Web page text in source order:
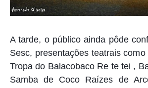
A tarde, o público ainda pôde
Sesc, presentações teatrais
Tropa do Balacobaco Re te tei ,
Samba de Coco Raízes de